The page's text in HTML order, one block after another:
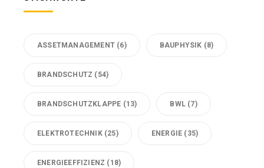
ASSETMANAGEMENT (6) BAUPHYSIK (8)
BRANDSCHUTZ (54)
BRANDSCHUTZKLAPPE (13) BWL (7)
ELEKTROTECHNIK(25) ENERGIE (35)
ENERGIEEFFIZIENZ (18)